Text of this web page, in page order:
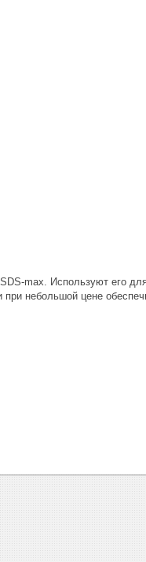
max. Используют его
при небольшой цене